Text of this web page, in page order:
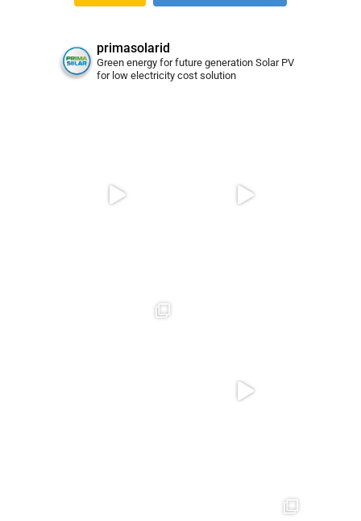
primasolarid
Green energy for future generation Solar PV
for low electricity cost solution